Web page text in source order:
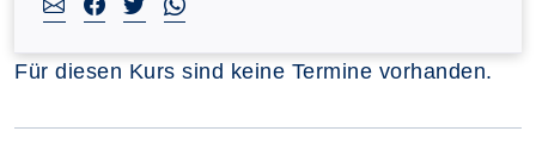
Für diesen Kurs sind keine Termine vorhanden.